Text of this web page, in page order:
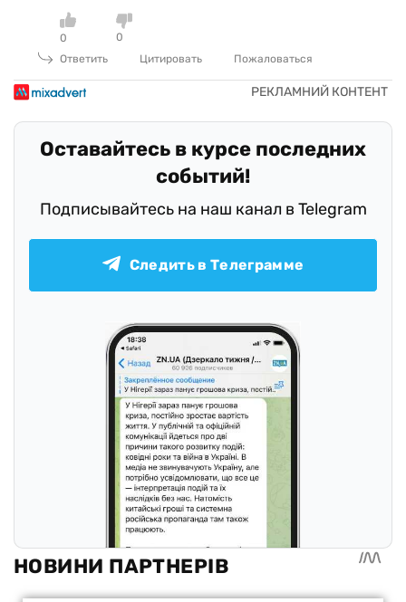
0
0
Ответить
Цитировать Пожаловаться
Оставайтесь в курсе последних
событий!
Подписывайтесь на наш канал в Telegram
Следить в Телеграмме